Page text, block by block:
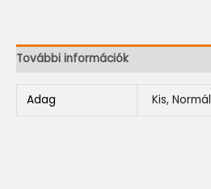
További információk
Adag Kis, Normál